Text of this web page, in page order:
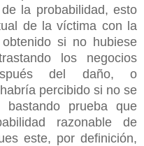
la probabilidad, esto
de la víctima con la
si no hubiese
los negocios
del daño, o
percibido si no se
prueba que
razonable de
este, por definición,